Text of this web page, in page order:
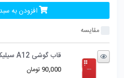
افزودن به
مقایسه
قاب گوشی A12 سیلیکونی – قرمز
90,000 تومان